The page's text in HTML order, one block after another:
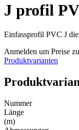
J profil
Einfassprofil PVC J
Anmelden um Preise
Produktvarianten
Nummer
Länge
(m)